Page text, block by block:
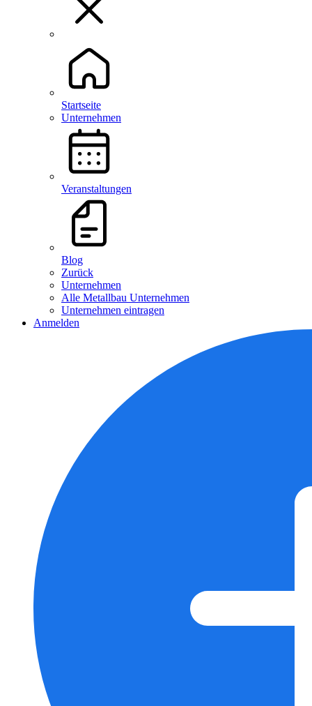
Startseite
Unternehmen
Veranstaltungen
Blog
Zurück
Unternehmen
Alle Metallbau Unternehmen
Unternehmen eintragen
Anmelden